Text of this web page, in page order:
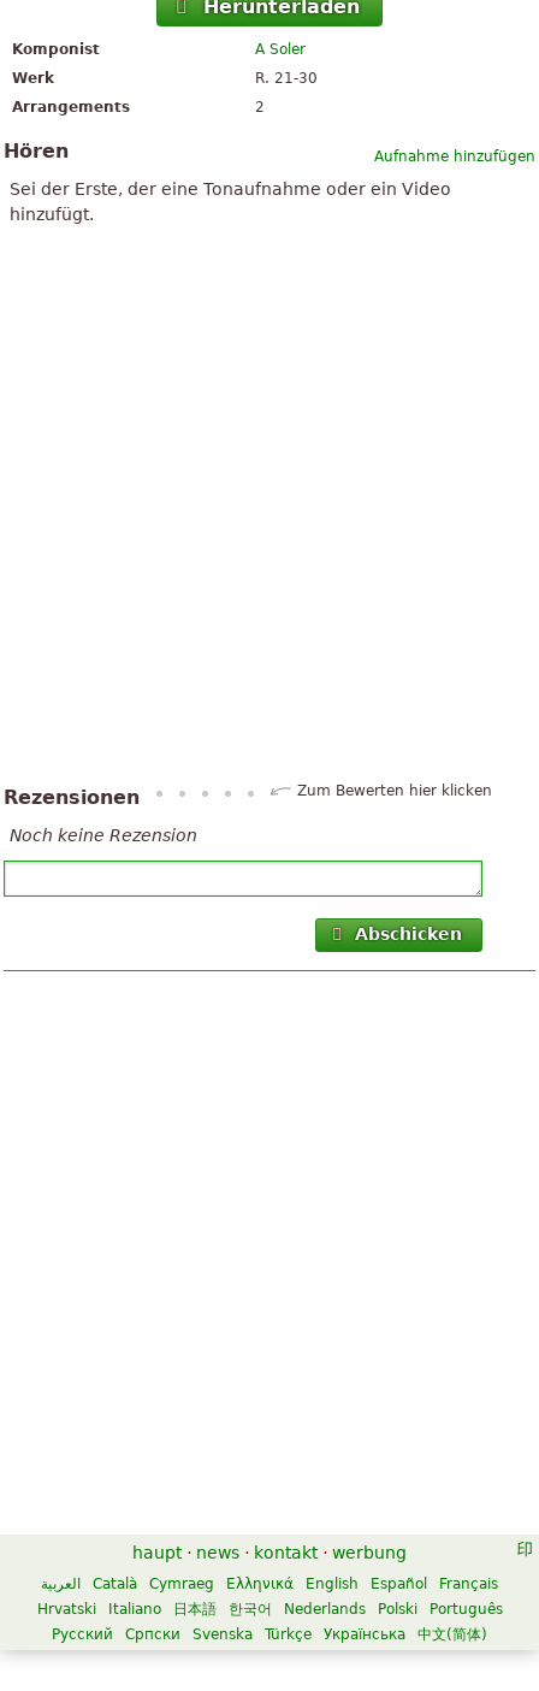
Herunterladen
Komponist
A Soler
Werk
R. 21-30
Arrangements
2
Aufnahme hinzufügen
Hören
Sei der Erste, der eine Tonaufnahme oder ein Video
hinzufügt.
Rezensionen Zum Bewerten hier klicken
Noch keine Rezension
Abschicken
haupt · news · kontakt · werbung
العربية Català Cymraeg Ελληνικά English Español
Français
Hrvatski
Italiano 日本語 한국어 Nederlands Polski
Português
Русский
Српски Svenska Türkçe Українська 中文(简体)